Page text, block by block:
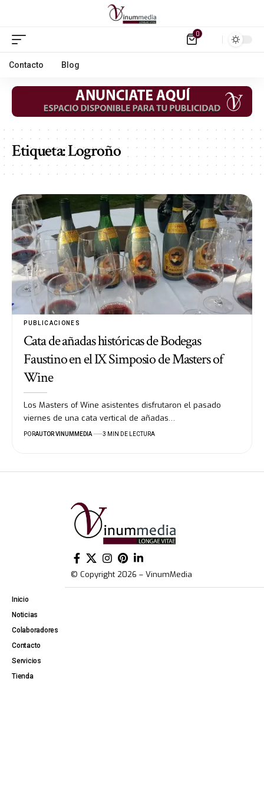
0
Contacto Blog
Etiqueta:Logroño
PUBLICACIONES
Cata de añadas históricas de Bodegas
Faustino en el IX Simposio de Masters of
Wine
Los Masters of Wine asistentes disfrutaron el pasado
viernes de una cata vertical de añadas…
PORAUTOR VINUMMEDIA 3 MIN DE LECTURA
© Copyright 2026 – VinumMedia
Inicio
Noticias
Colaboradores
Contacto
Servicios
Tienda